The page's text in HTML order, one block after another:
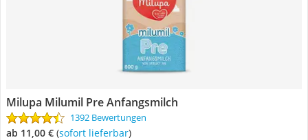
Milupa Milumil Pre Anfangsmilch
1392 Bewertungen
ab 11,00 € ( Sofort lieferbar)